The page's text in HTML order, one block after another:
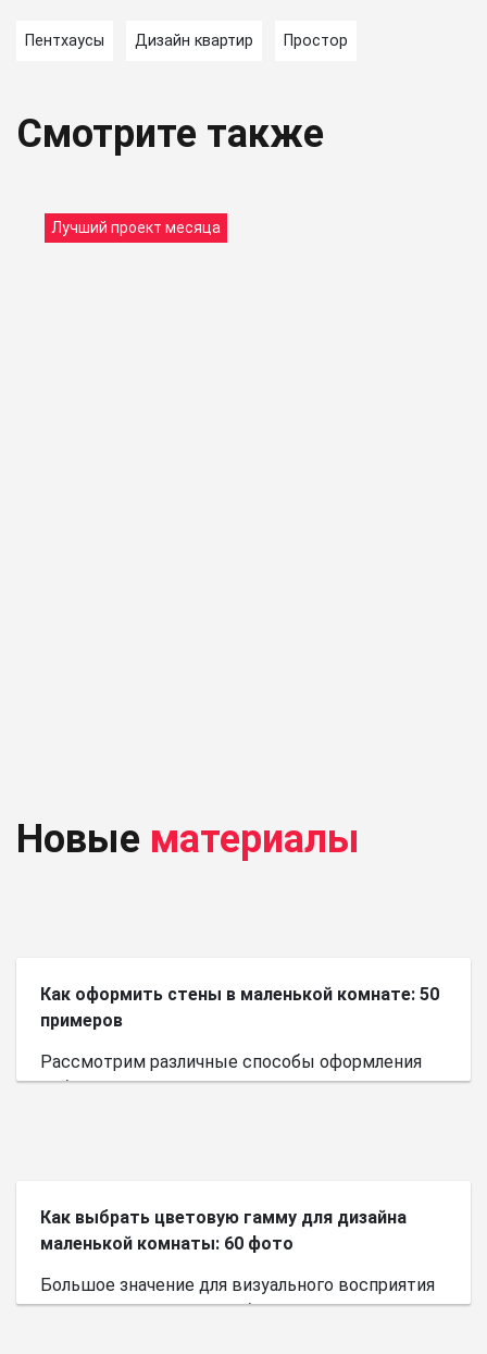
Пентхаусы Дизайн квартир Простор
Смотрите также
Лучший проект месяца
Новые материалы
Как оформить стены в маленькой комнате: 50
примеров
Рассмотрим различные способы оформления
небольшого пространства.
Как выбрать цветовую гамму для дизайна
маленькой комнаты: 60 фото
Большое значение для визуального восприятия
пространства имеет выбор цветовой палитры.